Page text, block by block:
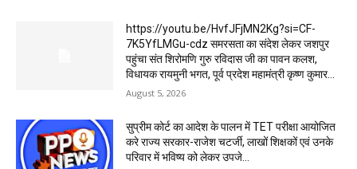
https://youtu.be/HvfJFjMN2Kg?si=CF-
7K5YfLMGu-cdz समरसता का संदेश लेकर जशपुर
पहुंचा संत शिरोमणि गुरु रविदास जी का पावन कलश,
विधायक रायमुनी भगत, पूर्व प्रदेश महामंत्री कृष्ण कुमार...
August 5, 2026
सुप्रीम कोर्ट का आदेश के पालन में TET परीक्षा आयोजित
करे राज्य सरकार-राजेश चटर्जी, लाखों शिक्षकों एवं उनके
परिवार में भविष्य को लेकर उपजे...